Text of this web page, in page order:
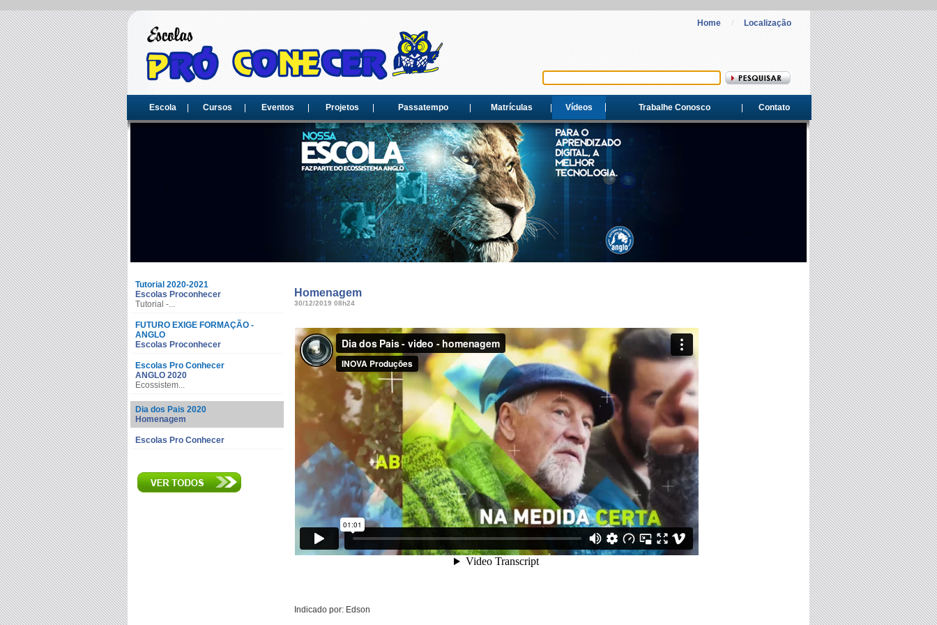
Home/ Localização
Escola Cursos Eventos Projetos Passatempo Matrículas Vídeos Trabalhe Conosco Contato
Tutorial 2020-2021
Escolas Proconhecer
Tutorial -...
FUTURO EXIGE FORMAÇÃO -
ANGLO
Escolas Proconhecer
Escolas Pro Conhecer
ANGLO 2020
Ecossistem...
Dia dos Pais 2020
Homenagem
Escolas Pro Conhecer
Homenagem
30/12/2019 08h24
Indicado por: Edson